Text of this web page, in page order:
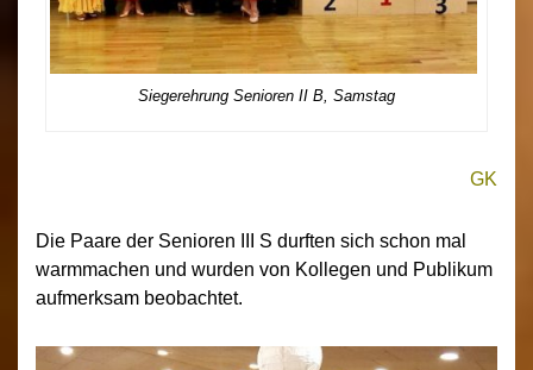
Siegerehrung Senioren II B, Samstag
GK
Die Paare der Senioren III S durften sich schon mal
warmmachen und wurden von Kollegen und Publikum
aufmerksam beobachtet.